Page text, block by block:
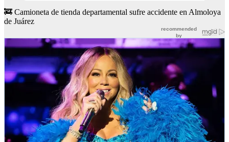
🚒 Camioneta de tienda departamental sufre accidente en Almoloya
de Juárez